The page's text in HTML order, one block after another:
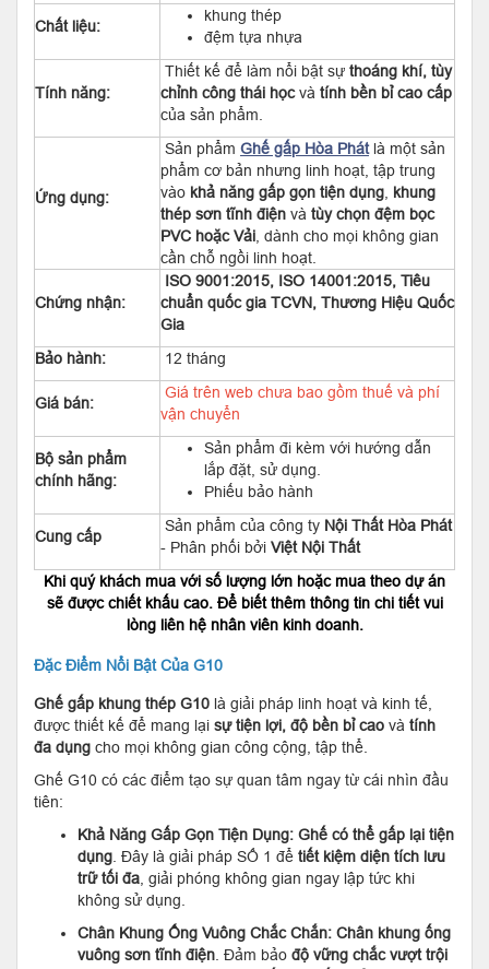
Chất liệu:
khung thép
đệm tựa nhựa
Tính năng:
Thiết kế để làm nổi bật sự thoáng khí, tùy
chỉnh công thái họcvà tính bền bỉ cao cấp
của sản phẩm.
Ứng dụng:
Sản phẩm Ghế gấp Hòa Phátlà một sản
phẩm cơ bản nhưng linh hoạt, tập trung
vào khả năng gấp gọn tiện dụng khung
thép sơn tĩnh điện và tùy chọn đệm bọc
PVC hoặc Vải , dành cho mọi không gian
cần chỗ ngồi linh hoạt.
Chứng nhận:
ISO 9001:2015, ISO 14001:2015, Tiêu
chuẩn quốc gia TCVN, Thương Hiệu Quốc
Gia
Bảo hành:
12 tháng
Giá bán:
Giá trên web chưa bao gồm thuế và phí
vận chuyển
Bộ sản phẩm
chính hãng:
Sản phẩm đi kèm với hướng dẫn
lắp đặt, sử dụng.
Phiếu bảo hành
Cung cấp
Sản phẩm của công ty Nội Thất Hòa Phát
- Phân phối bởi Việt Nội Thất
Khi quý khách mua với số lượng lớn hoặc mua theo dự án
sẽ được chiết khấu cao. Để biết thêm thông tin chi tiết vui
lòng liên hệ nhân viên kinh doanh.
Đặc Điểm Nổi Bật Của G10
Ghế gấp khung thép G10 là giải pháp linh hoạt và kinh tế,
được thiết kế để mang lại sự tiện lợi, độ bền bỉ cao và tính
đa dụng cho mọi không gian công cộng, tập thể.
Ghế G10 có các điểm tạo sự quan tâm ngay từ cái nhìn đầu
tiên:
Khả Năng Gấp Gọn Tiện Dụng: Ghế có thể gấp lại tiện
dụng . Đây là giải pháp SỐ 1 để tiết kiệm diện tích lưu
trữ tối đa , giải phóng không gian ngay lập tức khi
không sử dụng.
Chân Khung Ống Vuông Chắc Chắn: Chân khung ống
vuông sơn tĩnh điện . Đảm bảo độ vững chắc vượt trội